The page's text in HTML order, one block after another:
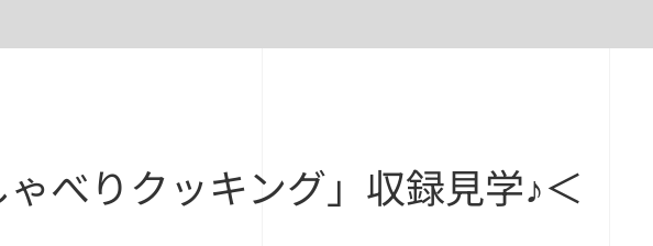
べりクッキング」収録見学♪＜